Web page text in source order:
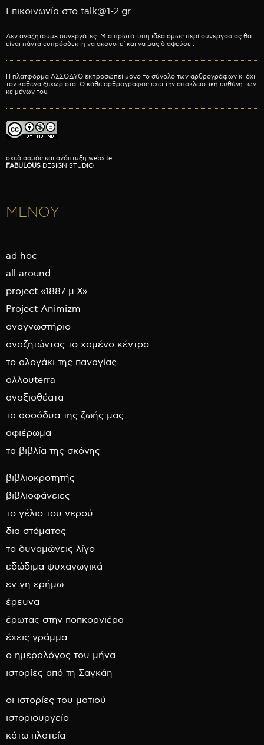
Επικοινωνία στο talk@1-2.gr
Δεν αναζητούμε συνεργάτες. Μία πρωτότυπη ιδέα όμως περί συνεργασίας θα
είναι πάντα ευπρόσδεκτη να ακουστεί και να μας διαψεύσει.
Η πλατφόρμα ΑΣΣΟΔΥΟ εκπροσωπεί μόνο το σύνολο των αρθρογράφων κι όχι
τον καθένα ξεχωριστά. Ο κάθε αρθρογράφος έχει την αποκλειστική ευθύνη των
κειμένων του.
σχεδιασμός και ανάπτυξη website:
FABULOUS DESIGN STUDIO
ΜΕΝΟΥ
ad hoc
all around
project «1887 μ.Χ»
Project Animizm
αναγνωστήριο
αναζητώντας το χαμένο κέντρο
το αλογάκι της παναγίας
αλλουterra
αναξιοθέατα
τα ασσόδυα της ζωής μας
αφιέρωμα
τα βιβλία της σκόνης
βιβλιοκροτητής
βιβλιοφάνειες
το γέλιο του νερού
δια στόματος
το δυναμώνεις λίγο
εδώδιμα ψυχαγωγικά
εν γη ερήμω
έρευνα
έρωτας στην ποπκορνιέρα
έχεις γράμμα
ο ημερολόγος του μήνα
ιστορίες από τη Σαγκάη
οι ιστορίες του ματιού
ιστοριουργείο
κάτω πλατεία